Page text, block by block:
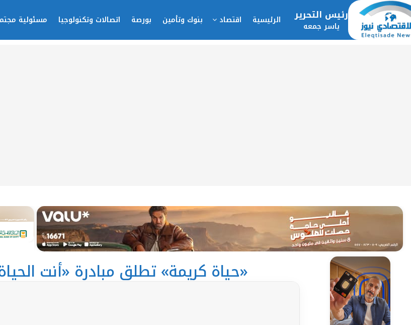
رئيس التحرير
ياسر جمعه الرئيسية اقتصاد بنوك وتأمين بورصة اتصالات وتكنولوجيا مسئولية
«حياة كريمة» تطلق مبادرة «أنت